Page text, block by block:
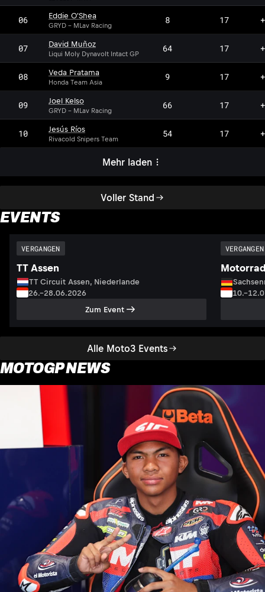
Voller Stand
06 Eddie O'Shea
GRYD - MLav Racing 8 17
07 David Muñoz
Liqui Moly Dynavolt Intact GP 64 17
08 Veda Pratama
Honda Team Asia 9 17
09 Joel Kelso
GRYD - MLav Racing 66 17
10 Jesús Ríos
Rivacold Snipers Team 54 17
Mehr laden
EVENTS
Alle Moto3 Events
VERGANGEN
TT Assen
TT Circuit Assen, Niederlande
26.–28.06.2026
Zum Event
VERGANGEN
MOTOGP NEWS